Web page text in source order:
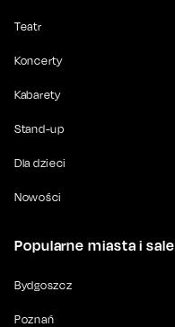
Teatr
Koncerty
Kabarety
Stand-up
Dla dzieci
Nowości
Popularne miasta i sale
Bydgoszcz
Poznań